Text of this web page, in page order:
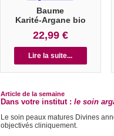
Baume
Karité-Argane bio
22,99 €
Lire la suite...
Article de la semaine
Dans votre institut : le soin
Le soin peaux matures Divines
objectivés cliniquement.